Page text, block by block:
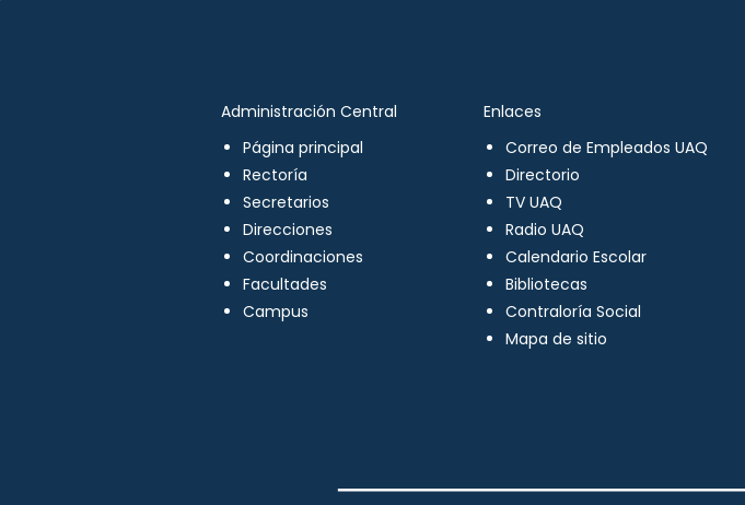
Administración Central
Página principal
Rectoría
Secretarios
Direcciones
Coordinaciones
Facultades
Campus
Enlaces
Correo de Empleados UAQ
Directorio
TV UAQ
Radio UAQ
Calendario Escolar
Bibliotecas
Contraloría Social
Mapa de sitio